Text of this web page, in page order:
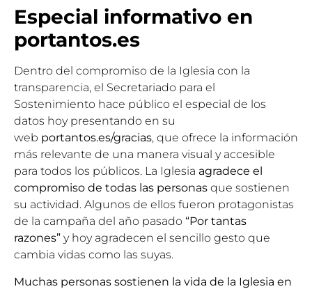
Especial informativo en
portantos.es
Dentro del compromiso de la Iglesia con la
transparencia, el Secretariado para el
Sostenimiento hace público el especial de los
datos hoy presentando en su
web portantos.es/gracias, que ofrece la información
más relevante de una manera visual y accesible
para todos los públicos. La Iglesia agradece el
compromiso de todas las personas que sostienen
su actividad. Algunos de ellos fueron protagonistas
de la campaña del año pasado “Por tantas
razones” y hoy agradecen el sencillo gesto que
cambia vidas como las suyas.
Muchas personas sostienen la vida de la Iglesia en